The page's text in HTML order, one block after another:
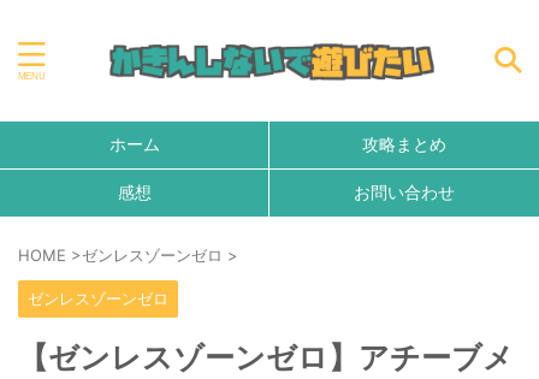
ホーム 攻略まとめ
感想 お問い合わせ
HOME >ゼンレスゾーンゼロ >
ゼンレスゾーンゼロ
【ゼンレスゾーンゼロ】アチーブメ